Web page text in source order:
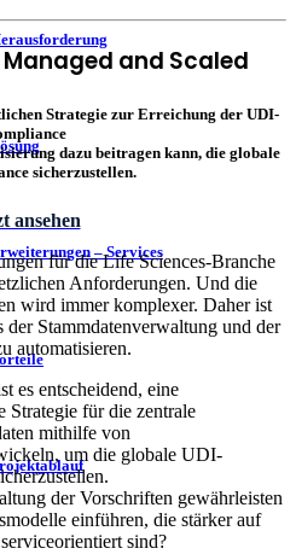
– Services
and Scaled
Strategie zur Erreichung der UDI-
dazu beitragen kann, die globale
sicherzustellen.
ansehen
für die Life Sciences-Branche
Anforderungen. Und die
wird immer komplexer. Daher ist
der Stammdatenverwaltung und der
automatisieren.
es entscheidend, eine
Strategie für die zentrale
mithilfe von
um die globale UDI-
der Vorschriften gewährleisten
einführen, die stärker auf
sind?